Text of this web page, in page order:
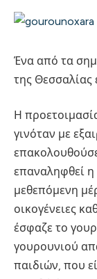
Ένα από τα
της Θεσσαλίας
Η
γινόταν με
επαναληφθεί η
μεθεπόμενη
οικογένειες
έσφαζε το
γουρουνιού
παιδιών, που